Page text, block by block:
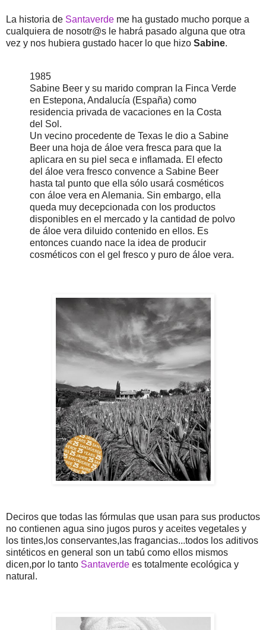
La historia de Santaverde me ha gustado mucho porque a
cualquiera de nosotr@s le habrá pasado alguna que otra
vez y nos hubiera gustado hacer lo que hizo Sabine.
1985
Sabine Beer y su marido compran la Finca Verde
en Estepona, Andalucía (España) como
residencia privada de vacaciones en la Costa
del Sol.
Un vecino procedente de Texas le dio a Sabine
Beer una hoja de áloe vera fresca para que la
aplicara en su piel seca e inflamada. El efecto
del áloe vera fresco convence a Sabine Beer
hasta tal punto que ella sólo usará cosméticos
con áloe vera en Alemania. Sin embargo, ella
queda muy decepcionada con los productos
disponibles en el mercado y la cantidad de polvo
de áloe vera diluido contenido en ellos. Es
entonces cuando nace la idea de producir
cosméticos con el gel fresco y puro de áloe vera.
Deciros que todas las fórmulas que usan para sus productos
no contienen agua sino jugos puros y aceites vegetales y
los tintes,los conservantes,las fragancias...todos los aditivos
sintéticos en general son un tabú como ellos mismos
dicen,por lo tanto Santaverde es totalmente ecológica y
natural.